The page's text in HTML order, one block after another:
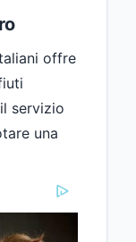
offre
servizio
una